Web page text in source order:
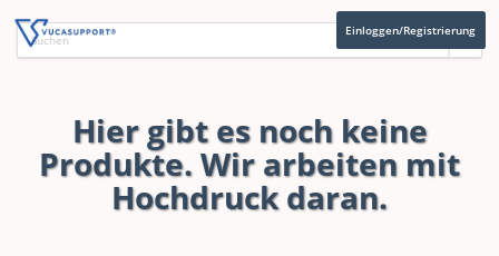
Einloggen/Registrierung
Hier gibt es noch keine
Produkte. Wir arbeiten mit
Hochdruck daran.